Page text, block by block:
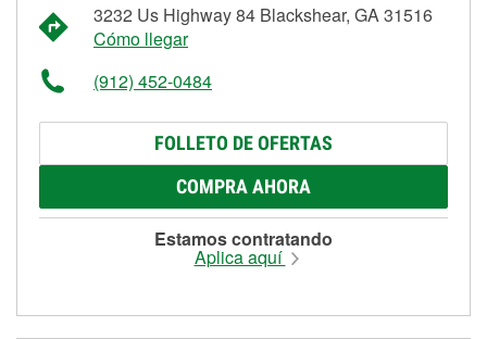
3232 Us Highway 84 Blackshear, GA 31516
Cómo llegar
(912) 452-0484
FOLLETO DE OFERTAS
COMPRA AHORA
Estamos contratando
Aplica aquí